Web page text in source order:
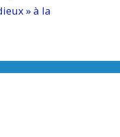
» à la